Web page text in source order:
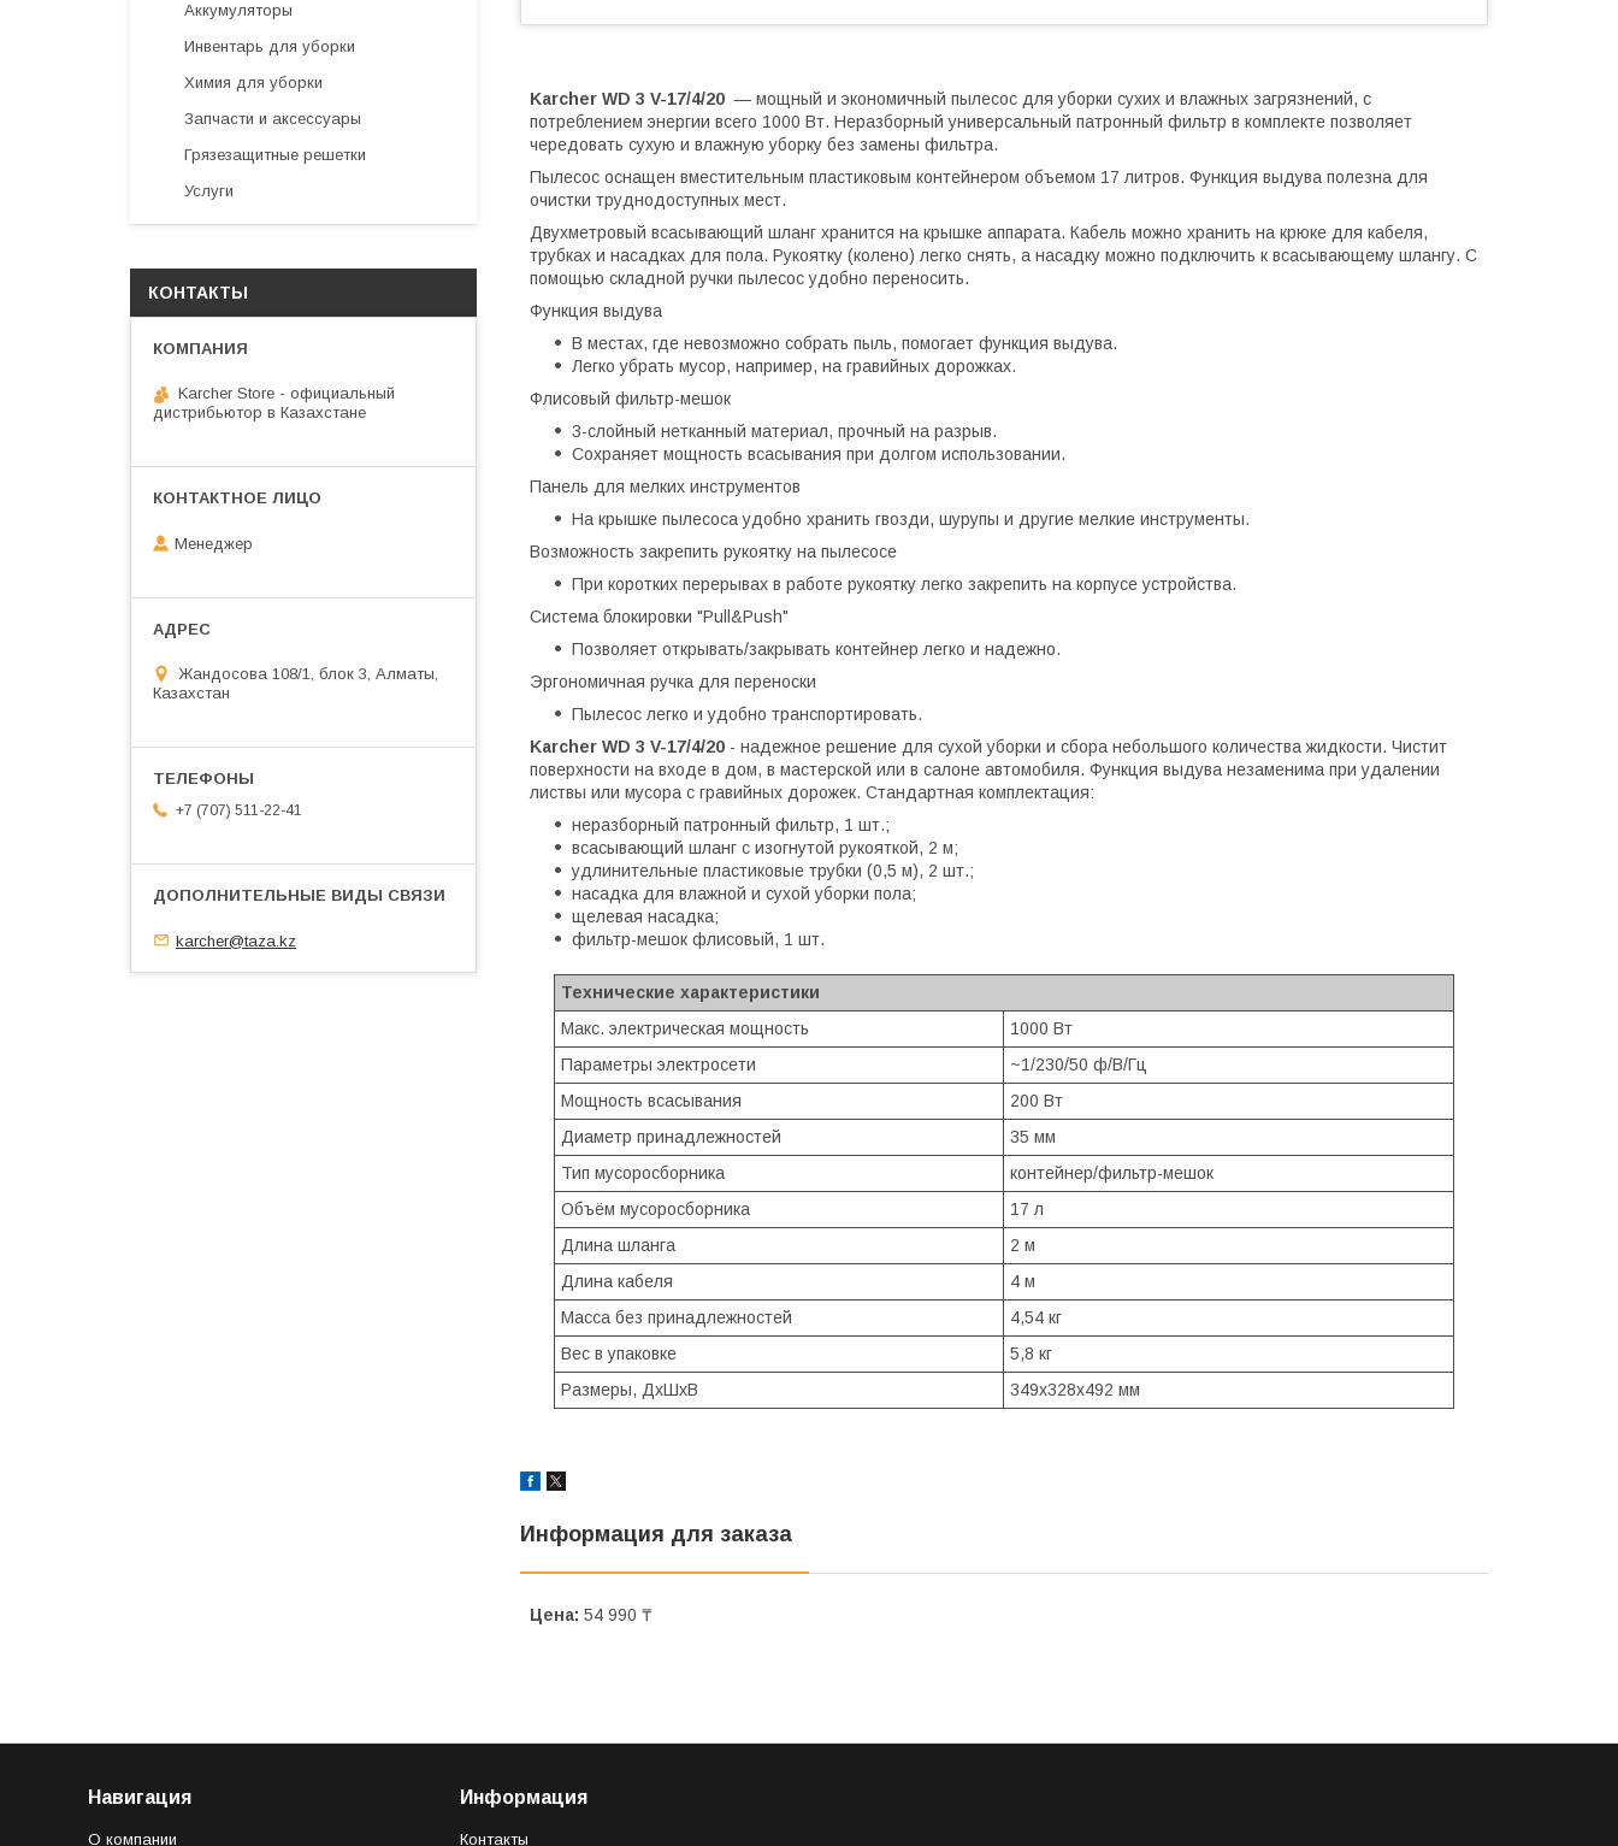
Karcher WD 3 V-17/4/20 — мощный и экономичный пылесос для уборки сухих и влажных загрязнений, с
потреблением энергии всего 1000 Вт. Неразборный универсальный патронный фильтр в комплекте позволяет
чередовать сухую и влажную уборку без замены фильтра.
Пылесос оснащен вместительным пластиковым контейнером объемом 17 литров. Функция выдува полезна для
очистки труднодоступных мест.
Двухметровый всасывающий шланг хранится на крышке аппарата. Кабель можно хранить на крюке для кабеля,
трубках и насадках для пола. Рукоятку (колено) легко снять, а насадку можно подключить к всасывающему шлангу. С
помощью складной ручки пылесос удобно переносить.
Функция выдува
В местах, где невозможно собрать пыль, помогает функция выдува.
Легко убрать мусор, например, на гравийных дорожках.
Флисовый фильтр-мешок
3-слойный нетканный материал, прочный на разрыв.
Сохраняет мощность всасывания при долгом использовании.
Панель для мелких инструментов
На крышке пылесоса удобно хранить гвозди, шурупы и другие мелкие инструменты.
Возможность закрепить рукоятку на пылесосе
При коротких перерывах в работе рукоятку легко закрепить на корпусе устройства.
Система блокировки "Pull&Push"
Позволяет открывать/закрывать контейнер легко и надежно.
Эргономичная ручка для переноски
Пылесос легко и удобно транспортировать.
Karcher WD 3 V-17/4/20 - надежное решение для сухой уборки и сбора небольшого количества жидкости. Чистит
поверхности на входе в дом, в мастерской или в салоне автомобиля. Функция выдува незаменима при удалении
листвы или мусора с гравийных дорожек. Стандартная комплектация:
неразборный патронный фильтр, 1 шт.;
всасывающий шланг с изогнутой рукояткой, 2 м;
удлинительные пластиковые трубки (0,5 м), 2 шт.;
насадка для влажной и сухой уборки пола;
щелевая насадка;
фильтр-мешок флисовый, 1 шт.
Технические характеристики
Макс. электрическая мощность
1000 Вт
Параметры электросети
~1/230/50 ф/В/Гц
Мощность всасывания
200 Вт
Диаметр принадлежностей
35 мм
Тип мусоросборника
контейнер/фильтр-мешок
Объём мусоросборника
17 л
Длина шланга
2 м
Длина кабеля
4 м
Масса без принадлежностей
4,54 кг
Вес в упаковке
5,8 кг
Размеры, ДхШхВ
349x328x492 мм
Информация для заказа
Цена: 54 990 ₸
Аккумуляторы
Инвентарь для уборки
Химия для уборки
Запчасти и аксессуары
Грязезащитные решетки
Услуги
КОНТАКТЫ
Karcher Store - официальный
дистрибьютор в Казахстане
Менеджер
Жандосова 108/1, блок 3, Алматы,
Казахстан
+7 (707) 511-22-41
karcher@taza.kz
Навигация
О компании
Информация
Контакты